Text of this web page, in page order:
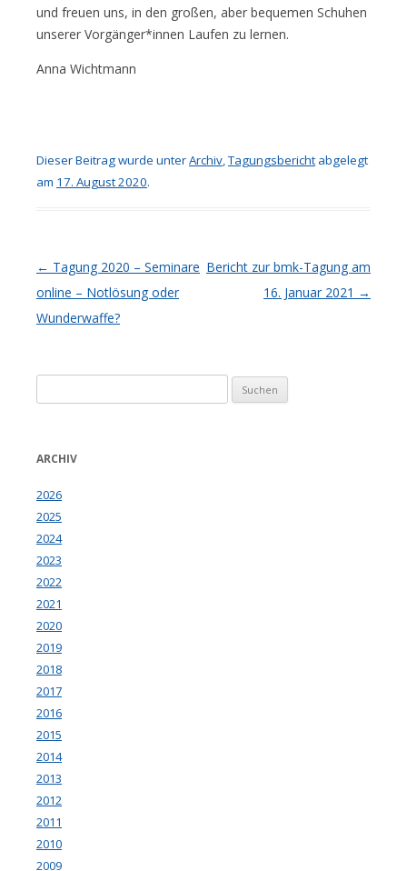
und freuen uns, in den großen, aber bequemen Schuhen
unserer Vorgänger*innen Laufen zu lernen.
Anna Wichtmann
Dieser Beitrag wurde unterArchiv,Tagungsbericht abgelegt
am 17. August 2020.
Artikel-Navigation
← Tagung 2020 – Seminare
online – Notlösung oder
Wunderwaffe?
Bericht zur bmk-Tagung am
16. Januar 2021 →
nach:
ARCHIV
2026
2025
2024
2023
2022
2021
2020
2019
2018
2017
2016
2015
2014
2013
2012
2011
2010
2009